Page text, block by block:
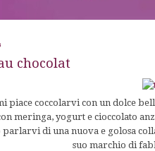
chocolat
piace coccolarvi con un dolce
meringa, yogurt e cioccolato
di una nuova e golosa
suo marchio di